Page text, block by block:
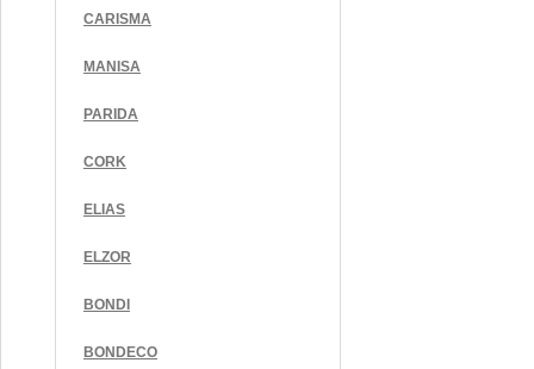
CARISMA
MANISA
PARIDA
CORK
ELIAS
ELZOR
BONDI
BONDECO